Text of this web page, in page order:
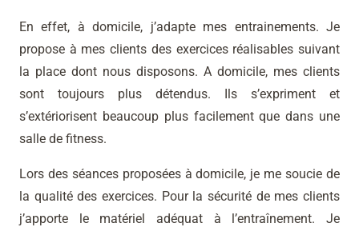
En effet, à domicile, j’adapte mes entrainements. Je
propose à mes clients des exercices réalisables suivant
la place dont nous disposons. A domicile, mes clients
sont toujours plus détendus. Ils s’expriment et
s’extériorisent beaucoup plus facilement que dans une
salle de fitness.
Lors des séances proposées à domicile, je me soucie de
la qualité des exercices. Pour la sécurité de mes clients
j’apporte le matériel adéquat à l’entraînement. Je